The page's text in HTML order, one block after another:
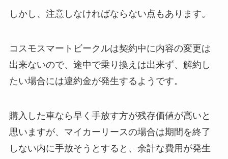
しかし、注意しなければならない点もあります。
コスモスマートビークルは契約中に内容の変更は
出来ないので、途中で乗り換えは出来ず、解約し
たい場合には違約金が発生するようです。
購入した車なら早く手放す方が残存価値が高いと
思いますが、マイカーリースの場合は期間を終了
しない内に手放そうとすると、余計な費用が発生